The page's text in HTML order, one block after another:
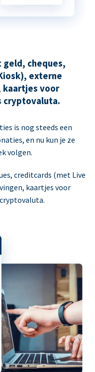
geld, cheques,
externe
kaartjes voor
cryptovaluta.
is nog steeds een
en nu kun je ze
volgen.
creditcards (met Live
kaartjes voor